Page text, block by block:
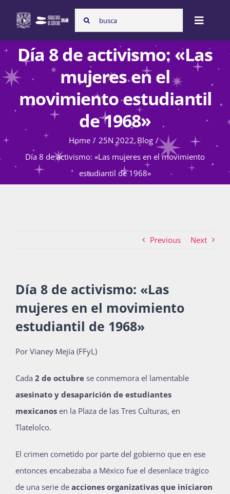
content
Search
for:
Toggle
Inicio
Nosotras
Programas
Atención de la violencia de género
La Boletina
Recursos
Publicaciones
Día 8 de activismo: «Las
mujeres en el
movimiento estudiantil
de 1968»
Home 25N 2022 Blog
Día 8 de activismo: «Las mujeres en el movimiento
estudiantil de 1968»
Previous Next
Día 8 de activismo: «Las
mujeres en el movimiento
estudiantil de 1968»
Por Vianey Mejía (FFyL)
Cada 2 de octubre se conmemora el lamentable
asesinato y desaparición de estudiantes
mexicanos en la Plaza de las Tres Culturas, en
Tlatelolco.
El crimen cometido por parte del gobierno que en ese
entonces encabezaba a México fue el desenlace trágico
de una serie de acciones organizativas que iniciaron